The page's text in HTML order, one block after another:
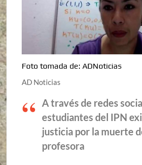
Foto tomada de: ADNoticias
AD Noticias
A través de redes
estudiantes del IPN
justicia por la muerte
profesora